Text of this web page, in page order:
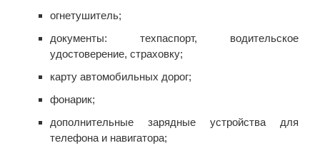
огнетушитель;
документы: техпаспорт, водительское
удостоверение, страховку;
карту автомобильных дорог;
фонарик;
дополнительные зарядные устройства для
телефона и навигатора;